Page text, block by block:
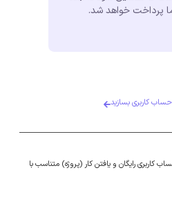
پرداخت خواهد شد.
کاربری بسازید
کاربری رایگان و یافتن کار (پروژه) متناسب با